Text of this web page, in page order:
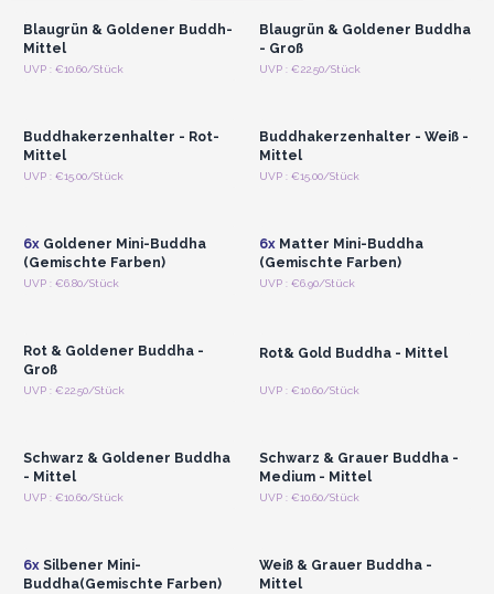
Blaugrün & Goldener Buddh-
Mittel
UVP : €10.60/Stück
Blaugrün & Goldener Buddha
- Groß
UVP : €22.50/Stück
Anmelden oder
Buddhakerzenhalter - Rot-
Mittel
UVP : €15.00/Stück
Anmelden oder
Buddhakerzenhalter - Weiß -
Mittel
UVP : €15.00/Stück
Anmelden oder
6xGoldener Mini-Buddha
(Gemischte Farben)
UVP : €6.80/Stück
Anmelden oder
6xMatter Mini-Buddha
(Gemischte Farben)
UVP : €6.90/Stück
Anmelden oder
Rot & Goldener Buddha -
Groß
UVP : €22.50/Stück
Anmelden oder
Rot& Gold Buddha - Mittel
UVP : €10.60/Stück
Anmelden oder
Schwarz & Goldener Buddha
- Mittel
UVP : €10.60/Stück
Anmelden oder
Schwarz & Grauer Buddha -
Medium - Mittel
UVP : €10.60/Stück
Anmelden oder
6xSilbener Mini-
Buddha(Gemischte Farben)
Anmelden oder
Weiß & Grauer Buddha -
Mittel